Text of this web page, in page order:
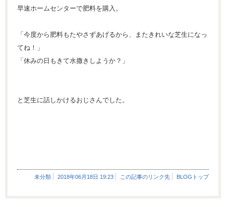
早速ホームセンターで肥料を購入。
「今度から肥料もたやさずあげるから、またきれいな芝生になっ
てね！」
「休みの日もきて水撒きしようか？」
と芝生に話しかけるおじさんでした。
未分類 2018年06月18日 19:23 この記事のリンク先 BLOGトップ